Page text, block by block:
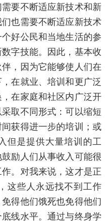
要不断适应新技术和新
也需要不断适应新技术
好公民和当地生活的参
字技能。因此，基本收
，因为它能够使人们在
在就业、培训和更广泛
在家庭和社区内广泛开
取不同形式：可以缩短
获得进一步的培训；或
但是提供大量培训的工
励人们从事收入可能很
。对我来说，这才是正
这些人永远找不到工作
得他们饿死也免得他们
线水平。通过与终身学